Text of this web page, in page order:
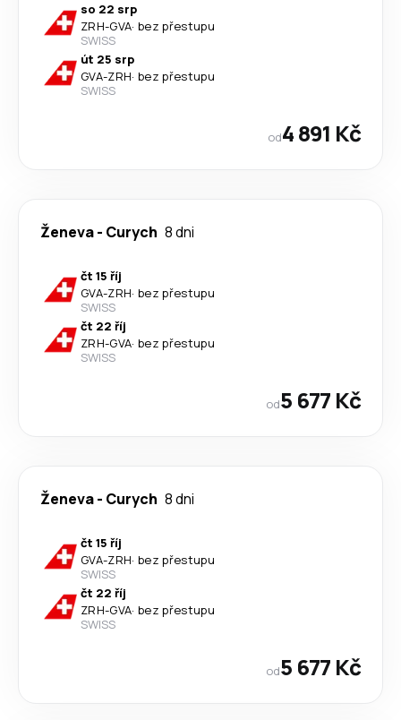
so 22 srp
ZRH-GVA· bez přestupu
SWISS
út 25 srp
GVA-ZRH· bez přestupu
SWISS
od4 891 Kč
Ženeva- Curych 8 dni
čt 15 říj
GVA-ZRH· bez přestupu
SWISS
čt 22 říj
ZRH-GVA· bez přestupu
SWISS
od5 677 Kč
Ženeva- Curych 8 dni
čt 15 říj
GVA-ZRH· bez přestupu
SWISS
čt 22 říj
ZRH-GVA· bez přestupu
SWISS
od5 677 Kč